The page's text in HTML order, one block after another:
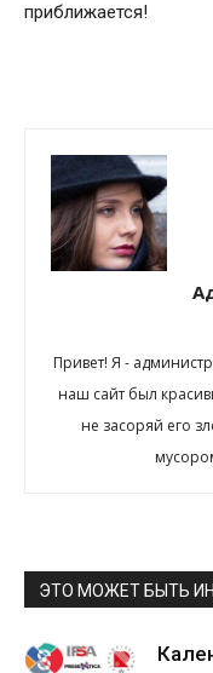
приближается!
Привет! Я -
наш сайт был
не засоряй его
ЭТО МОЖЕТ БЫТЬ